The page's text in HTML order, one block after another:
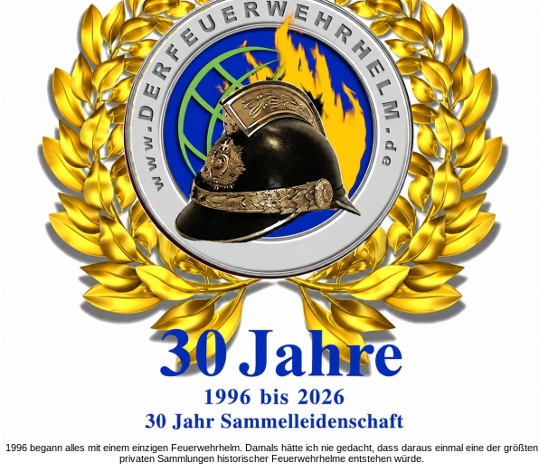
1996 begann alles mit einem einzigen Feuerwehrhelm. Damals hätte ich nie gedacht, dass daraus einmal eine der größten
privaten Sammlungen historischer Feuerwehrhelme entstehen würde.